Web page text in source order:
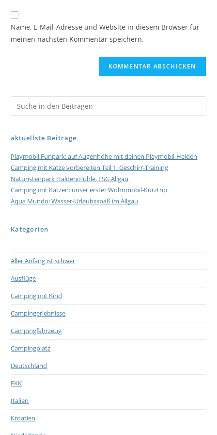
Name, E-Mail-Adresse und Website in diesem Browser für
meinen nächsten Kommentar speichern.
aktuellste Beiträge
Playmobil Funpark: auf Augenhöhe mit deinen Playmobil-Helden
Camping mit Katze vorbereiten Teil 1: Geschirr-Training
Naturistenpark Haldenmühle, FSG Allgäu
Camping mit Katzen: unser erster Wohnmobil-Kurztrip
Aqua Mundo: Wasser-Urlaubsspaß im Allgäu
Kategorien
Aller Anfang ist schwer
Ausflüge
Camping mit Kind
Campingerlebnisse
Campingfahrzeug
Campingplatz
Deutschland
FKK
Italien
Kroatien